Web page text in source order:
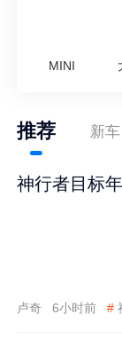
MINI
推荐 新车
神行者目标
卢奇 6小时前 #